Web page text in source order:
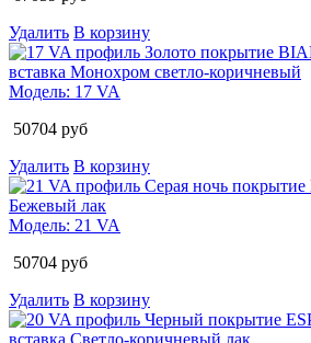
Удалить В корзину
Модель: 17 VA
50704 руб
Удалить В корзину
Модель: 21 VA
50704 руб
Удалить В корзину